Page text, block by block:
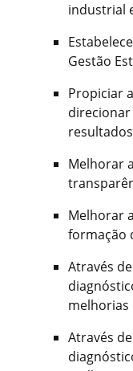
industrial
Gestão
Propiciar
direcionar
Melhorar
Melhorar
formação
Através
melhorias
Através